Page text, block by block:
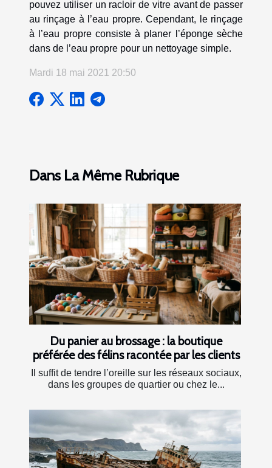
pouvez utiliser un racloir de vitre avant de passer
au rinçage à l’eau propre. Cependant, le rinçage
à l’eau propre consiste à planer l’éponge sèche
dans de l’eau propre pour un nettoyage simple.
Mardi 18 mai 2021 20:50
Dans La Même Rubrique
Du panier au brossage : la boutique
préférée des félins racontée par les clients
Il suffit de tendre l’oreille sur les réseaux sociaux,
dans les groupes de quartier ou chez le...